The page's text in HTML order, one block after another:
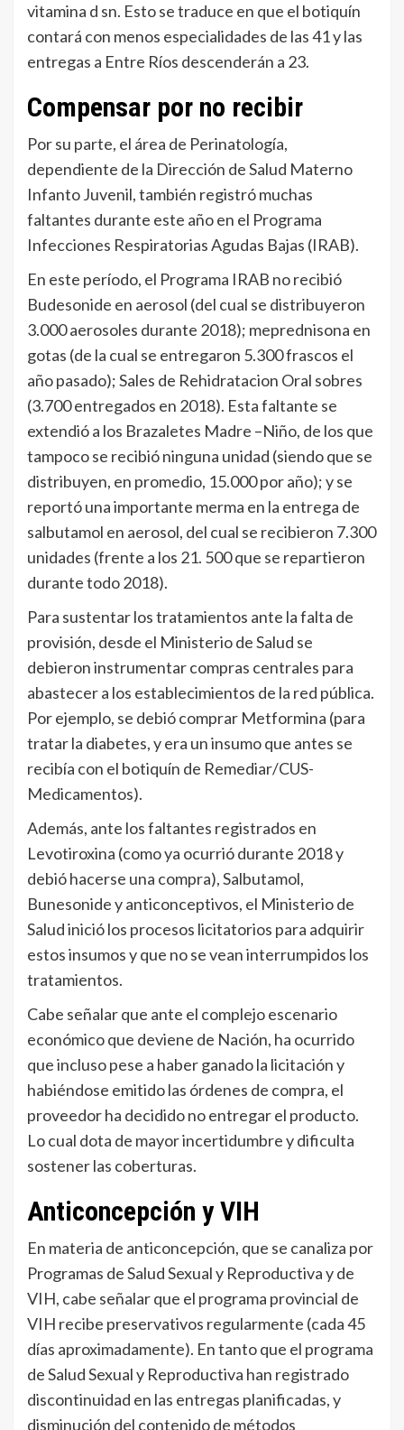
vitamina d sn. Esto se traduce en que el botiquín
contará con menos especialidades de las 41 y las
entregas a Entre Ríos descenderán a 23.
Compensar por no recibir
Por su parte, el área de Perinatología,
dependiente de la Dirección de Salud Materno
Infanto Juvenil, también registró muchas
faltantes durante este año en el Programa
Infecciones Respiratorias Agudas Bajas (IRAB).
En este período, el Programa IRAB no recibió
Budesonide en aerosol (del cual se distribuyeron
3.000 aerosoles durante 2018); meprednisona en
gotas (de la cual se entregaron 5.300 frascos el
año pasado); Sales de Rehidratacion Oral sobres
(3.700 entregados en 2018). Esta faltante se
extendió a los Brazaletes Madre –Niño, de los que
tampoco se recibió ninguna unidad (siendo que se
distribuyen, en promedio, 15.000 por año); y se
reportó una importante merma en la entrega de
salbutamol en aerosol, del cual se recibieron 7.300
unidades (frente a los 21. 500 que se repartieron
durante todo 2018).
Para sustentar los tratamientos ante la falta de
provisión, desde el Ministerio de Salud se
debieron instrumentar compras centrales para
abastecer a los establecimientos de la red pública.
Por ejemplo, se debió comprar Metformina (para
tratar la diabetes, y era un insumo que antes se
recibía con el botiquín de Remediar/CUS-
Medicamentos).
Además, ante los faltantes registrados en
Levotiroxina (como ya ocurrió durante 2018 y
debió hacerse una compra), Salbutamol,
Bunesonide y anticonceptivos, el Ministerio de
Salud inició los procesos licitatorios para adquirir
estos insumos y que no se vean interrumpidos los
tratamientos.
Cabe señalar que ante el complejo escenario
económico que deviene de Nación, ha ocurrido
que incluso pese a haber ganado la licitación y
habiéndose emitido las órdenes de compra, el
proveedor ha decidido no entregar el producto.
Lo cual dota de mayor incertidumbre y dificulta
sostener las coberturas.
Anticoncepción y VIH
En materia de anticoncepción, que se canaliza por
Programas de Salud Sexual y Reproductiva y de
VIH, cabe señalar que el programa provincial de
VIH recibe preservativos regularmente (cada 45
días aproximadamente). En tanto que el programa
de Salud Sexual y Reproductiva han registrado
discontinuidad en las entregas planificadas, y
disminución del contenido de métodos